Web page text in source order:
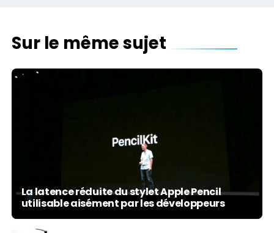
Sur le même sujet
La latence réduite du stylet Apple Pencil
utilisable aisément par les développeurs